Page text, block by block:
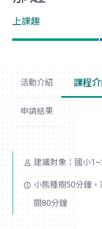
上課趣
活動介紹 課程
申請結果
建議對象：國小
小熊種樹50分鐘
間80分鐘